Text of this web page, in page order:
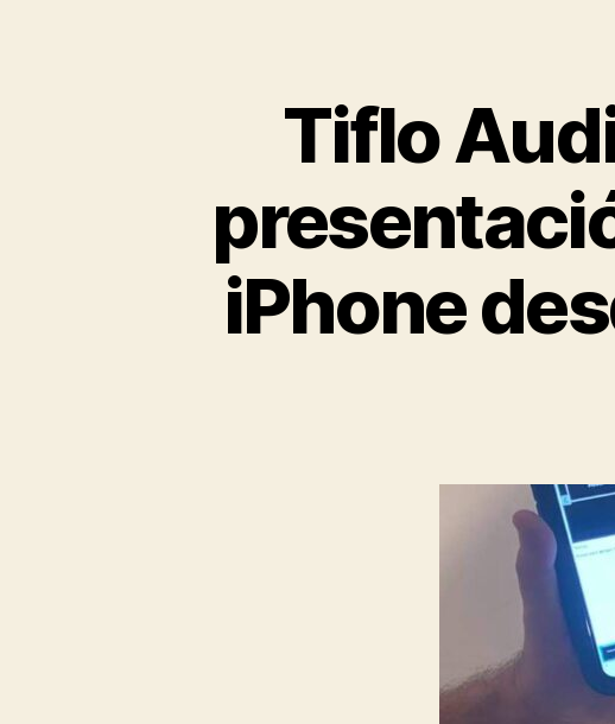
Tiflo
iPhone